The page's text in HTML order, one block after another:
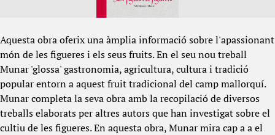
Aquesta obra oferix una àmplia informació sobre l'apassionant
món de les figueres i els seus fruits. En el seu nou treball
Munar 'glossa' gastronomia, agricultura, cultura i tradició
popular entorn a aquest fruit tradicional del camp mallorquí.
Munar completa la seva obra amb la recopilació de diversos
treballs elaborats per altres autors que han investigat sobre el
cultiu de les figueres. En aquesta obra, Munar mira cap a a el